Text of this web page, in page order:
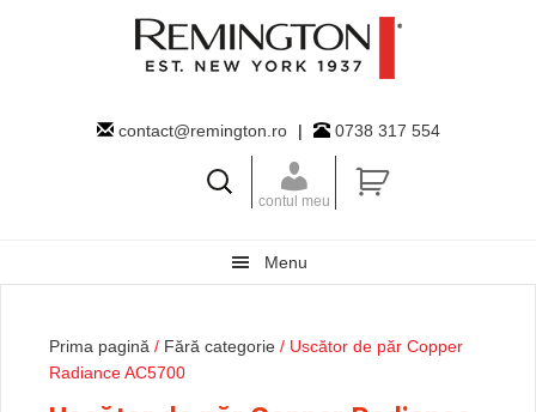
contact@remington.ro
| 0738 317 554
contul meu
Menu
Prima pagină / Fără categorie / Uscător de păr Copper
Radiance AC5700